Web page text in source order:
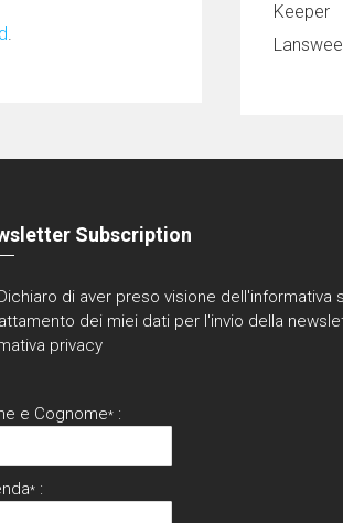
.
Keeper
Subscription
di aver preso visione dell'informativa
dei miei dati per l'invio della
privacy
e Cognome* :
* :